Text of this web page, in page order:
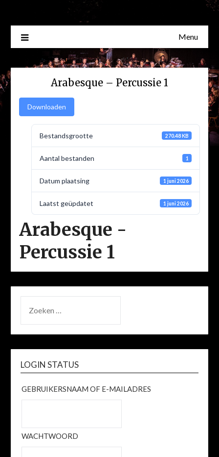
Menu
Arabesque – Percussie 1
Downloaden
Bestandsgrootte 270.48 KB
Aantal bestanden 1
Datum plaatsing 1 juni 2026
Laatst geüpdatet 1 juni 2026
Arabesque -
Percussie 1
NAAR:
LOGIN STATUS
GEBRUIKERSNAAM OF E-MAILADRES
WACHTWOORD